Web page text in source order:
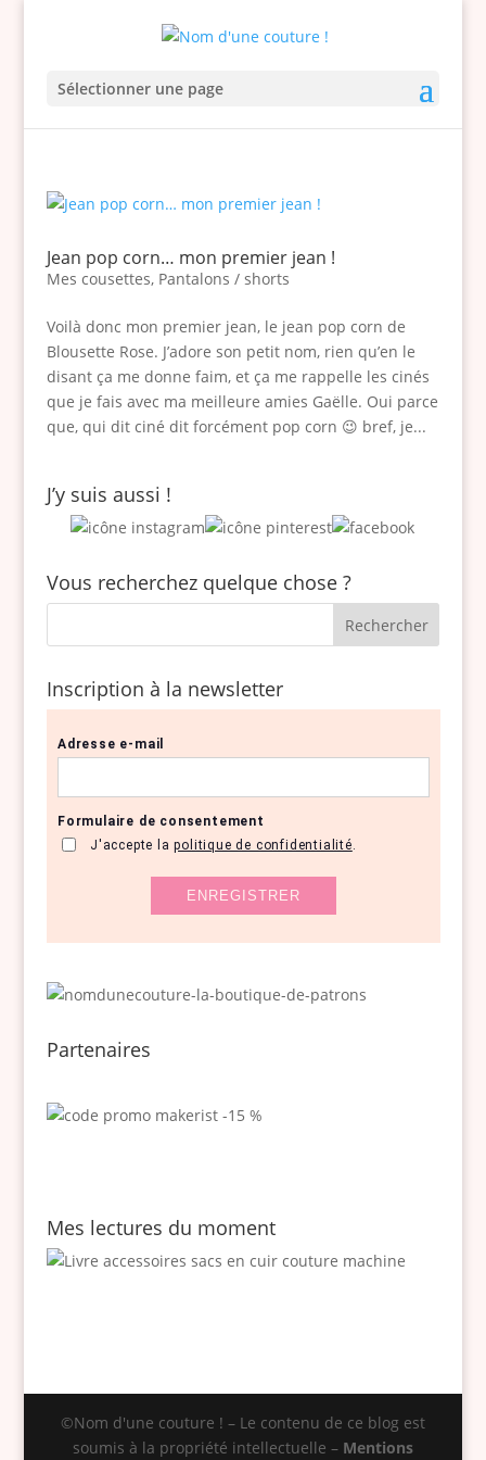
Sélectionner une page
Jean pop corn… mon premier jean !
Mes cousettes, Pantalons / shorts
Voilà donc mon premier jean, le jean pop corn de
Blousette Rose. J’adore son petit nom, rien qu’en le
disant ça me donne faim, et ça me rappelle les cinés
que je fais avec ma meilleure amies Gaëlle. Oui parce
que, qui dit ciné dit forcément pop corn 😉 bref, je...
J’y suis aussi !
Vous recherchez quelque chose ?
Inscription à la newsletter
Partenaires
Mes lectures du moment
©Nom d'une couture ! – Le contenu de ce blog est
soumis à la propriété intellectuelle – Mentions